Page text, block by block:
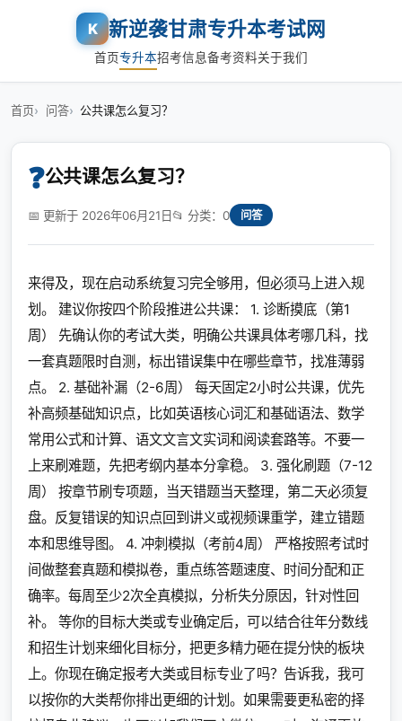
K 新逆袭甘肃专升本考试网
首页专升本招考信息备考资料关于我们
首页 问答 公共课怎么复习？
❓公共课怎么复习？
📅 更新于 2026年06月21日📂 分类：0 问答
来得及，现在启动系统复习完全够用，但必须马上进入规
划。 建议你按四个阶段推进公共课： 1. 诊断摸底（第1
周） 先确认你的考试大类，明确公共课具体考哪几科，找
一套真题限时自测，标出错误集中在哪些章节，找准薄弱
点。 2. 基础补漏（2-6周） 每天固定2小时公共课，优先
补高频基础知识点，比如英语核心词汇和基础语法、数学
常用公式和计算、语文文言文实词和阅读套路等。不要一
上来刷难题，先把考纲内基本分拿稳。 3. 强化刷题（7-12
周） 按章节刷专项题，当天错题当天整理，第二天必须复
盘。反复错误的知识点回到讲义或视频课重学，建立错题
本和思维导图。 4. 冲刺模拟（考前4周） 严格按照考试时
间做整套真题和模拟卷，重点练答题速度、时间分配和正
确率。每周至少2次全真模拟，分析失分原因，针对性回
补。 等你的目标大类或专业确定后，可以结合往年分数线
和招生计划来细化目标分，把更多精力砸在提分快的板块
上。你现在确定报考大类或目标专业了吗？告诉我，我可
以按你的大类帮你排出更细的计划。如果需要更私密的择